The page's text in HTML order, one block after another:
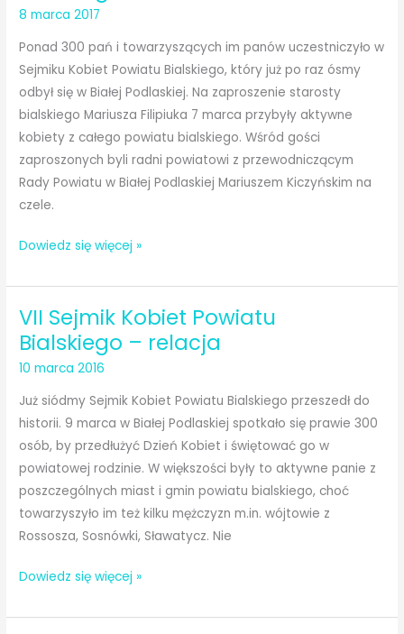
8 marca 2017
Ponad 300 pań i towarzyszących im panów uczestniczyło w
Sejmiku Kobiet Powiatu Bialskiego, który już po raz ósmy
odbył się w Białej Podlaskiej. Na zaproszenie starosty
bialskiego Mariusza Filipiuka 7 marca przybyły aktywne
kobiety z całego powiatu bialskiego. Wśród gości
zaproszonych byli radni powiatowi z przewodniczącym
Rady Powiatu w Białej Podlaskiej Mariuszem Kiczyńskim na
czele.
VIII
Kobiet
Powiatu
Bialskiego
Dowiedz się więcej »
VII Sejmik Kobiet Powiatu
Bialskiego – relacja
10 marca 2016
Już siódmy Sejmik Kobiet Powiatu Bialskiego przeszedł do
historii. 9 marca w Białej Podlaskiej spotkało się prawie 300
osób, by przedłużyć Dzień Kobiet i świętować go w
powiatowej rodzinie. W większości były to aktywne panie z
poszczególnych miast i gmin powiatu bialskiego, choć
towarzyszyło im też kilku mężczyzn m.in. wójtowie z
Rossosza, Sosnówki, Sławatycz. Nie
VII
Kobiet
Dowiedz się więcej »